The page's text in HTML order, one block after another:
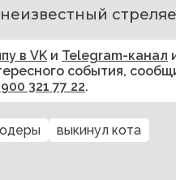
в VK и Telegram-канал
события,
900 321 77 22.
выкинул кота